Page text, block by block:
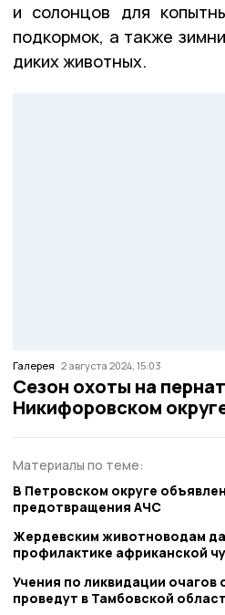
и солонцов для
подкормок, а также
диких животных.
Галерея 2 августа 2024, 15:03
Сезон охоты на
Никифоровском
Материалы по теме:
В Петровском округе
предотвращения АЧС
Жердевским животноводам
профилактике африканской
Учения по ликвидации очагов
проведут в Тамбовской